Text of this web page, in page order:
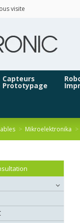
visite
Capteurs
Prototypage
Mikroelektronika